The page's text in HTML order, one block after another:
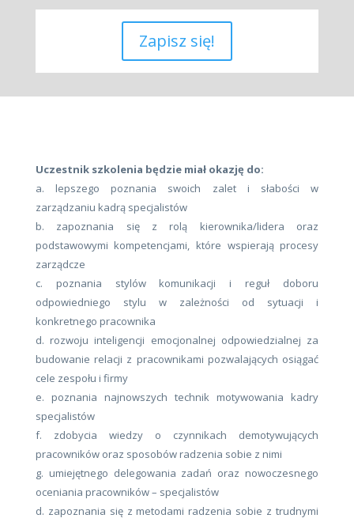
Zapisz się!
Uczestnik szkolenia będzie miał okazję do:
a. lepszego poznania swoich zalet i słabości w
zarządzaniu kadrą specjalistów
b. zapoznania się z rolą kierownika/lidera oraz
podstawowymi kompetencjami, które wspierają procesy
zarządcze
c. poznania stylów komunikacji i reguł doboru
odpowiedniego stylu w zależności od sytuacji i
konkretnego pracownika
d. rozwoju inteligencji emocjonalnej odpowiedzialnej za
budowanie relacji z pracownikami pozwalających osiągać
cele zespołu i firmy
e. poznania najnowszych technik motywowania kadry
specjalistów
f. zdobycia wiedzy o czynnikach demotywujących
pracowników oraz sposobów radzenia sobie z nimi
g. umiejętnego delegowania zadań oraz nowoczesnego
oceniania pracowników – specjalistów
d. zapoznania się z metodami radzenia sobie z trudnymi